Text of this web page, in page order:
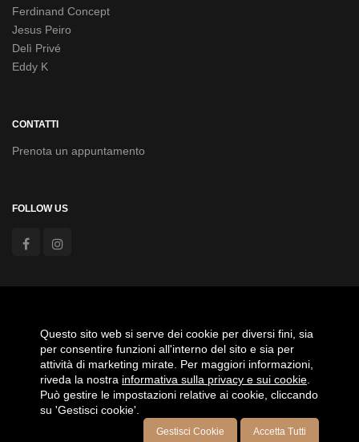
Questo sito web si serve dei cookie per diversi fini, sia
per consentire funzioni all'interno del sito e sia per
attività di marketing mirate. Per maggiori informazioni,
riveda la nostra informativa sulla privacy e sui cookie
Può gestire le impostazioni relative ai cookie, cliccando
su 'Gestisci cookie'.
Gestisci Cookie Accetta Tutti
Ferdinand Concept
Jesus Peiro
Delì Privé
Eddy K
CONTATTI
Prenota un appuntamento
FOLLOW US